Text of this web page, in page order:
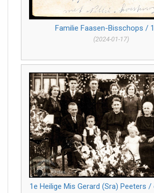
Familie Faasen-Bisschops /
(2024-01-17)
1e Heilige Mis Gerard (Sra) Peeters /